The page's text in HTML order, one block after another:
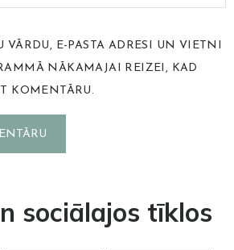
VĀRDU, E-PASTA ADRESI UN VIETNI
NĀKAMAJAI REIZEI, KAD
KOMENTĀRU.
sociālajos tīklos